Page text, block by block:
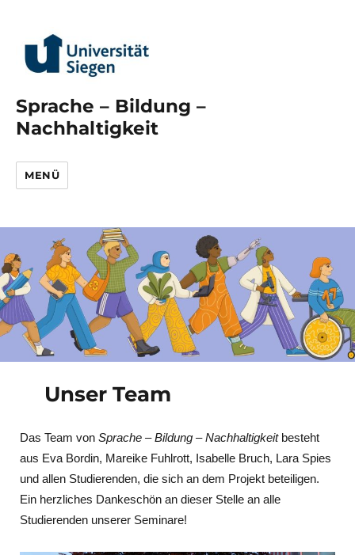
Sprache – Bildung –
Nachhaltigkeit
MENÜ
Unser Team
Das Team von Sprache – Bildung – Nachhaltigkeitbesteht
aus Eva Bordin, Mareike Fuhlrott, Isabelle Bruch, Lara Spies
und allen Studierenden, die sich an dem Projekt beteiligen.
Ein herzliches Dankeschön an dieser Stelle an alle
Studierenden unserer Seminare!